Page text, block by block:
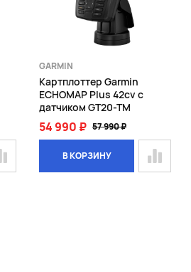
GARMIN
Картплоттер Garmin
ECHOMAP Plus 42cv с
датчиком GT20-TM
54 990 ₽ 57 990 ₽
В КОРЗИНУ